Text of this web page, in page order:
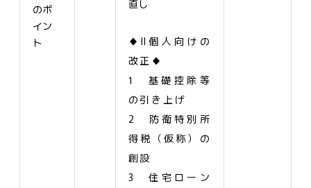
のポ
イン
ト
直し
♦Ⅱ個人向けの
改正♦
1 基礎控除等
の引き上げ
2 防衛特別所
得税（仮称）の
創設
3 住宅ローン